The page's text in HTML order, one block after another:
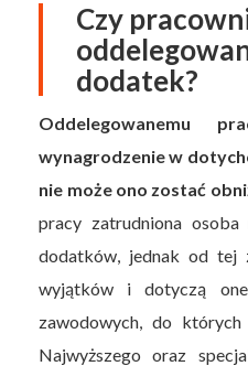
Czy
dodatek?
Oddelegowanemu
wynagrodzenie w
nie może ono zostać
pracy zatrudniona osoba
dodatków, jednak od tej
wyjątków i dotyczą
zawodowych, do
Najwyższego oraz